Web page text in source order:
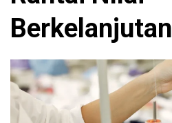
Berkelanjutan